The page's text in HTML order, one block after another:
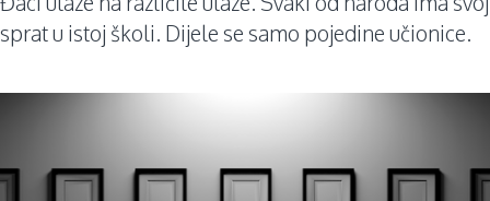
Kolumne
Lične priče
Pretraga
sprat u istoj školi. Dijele se samo pojedine učionice.